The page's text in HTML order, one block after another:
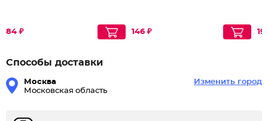
84 ₽ 146 ₽
Способы доставки
Москва
Московская область
Изменить город